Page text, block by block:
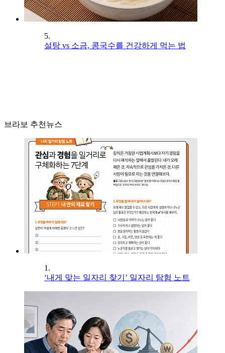
5.
설탕 vs 소금, 콩국수를 건강하게 먹는 법
브라보 추천뉴스
1.
‘내게 맞는 일자리 찾기’ 일자리 탐험 노트